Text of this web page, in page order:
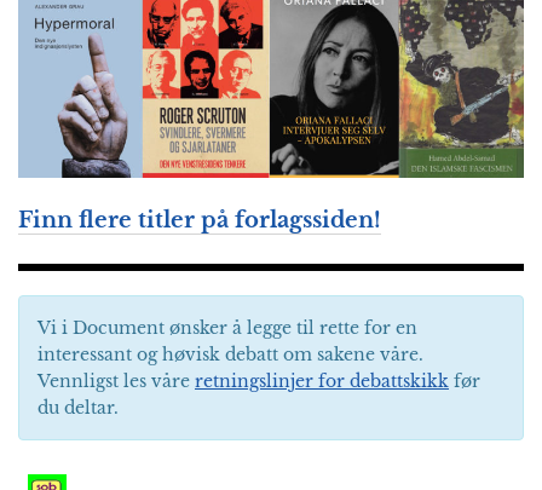
Finn flere titler på forlagssiden!
Vi i Document ønsker å legge til rette for en
interessant og høvisk debatt om sakene våre.
Vennligst les våre retningslinjer for debattskikk før
du deltar.